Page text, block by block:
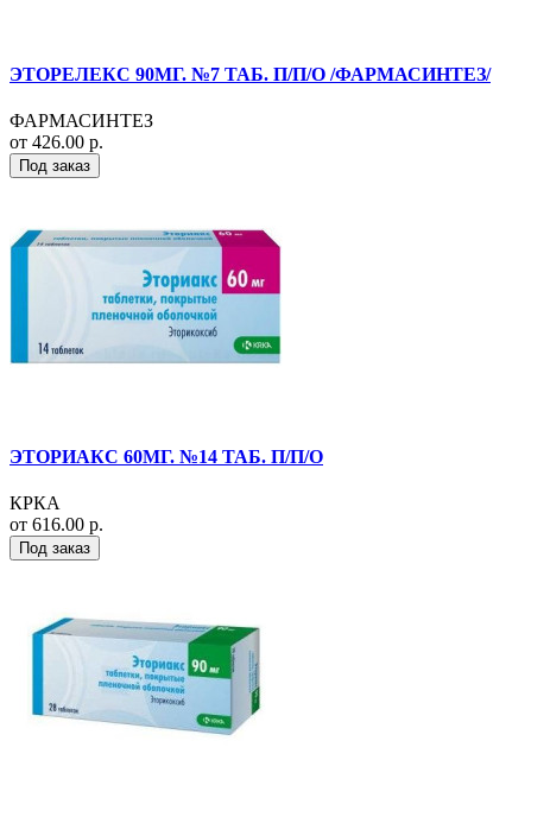
ЭТОРЕЛЕКС 90МГ. №7 ТАБ. П/П/О /ФАРМАСИНТЕЗ/
ФАРМАСИНТЕЗ
от 426.00 р.
Под заказ
ЭТОРИАКС 60МГ. №14 ТАБ. П/П/О
КРКА
от 616.00 р.
Под заказ